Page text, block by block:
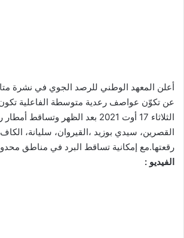
أعلن المعهد الوطني للرصد الجوي في نشرة
عن تكوّن عواصف رعدية متوسطة الفاعلية تكون
الثلاثاء 17 أوت 2021 بعد الظهر
القصرين، سيدي بوزيد ،القيروان، سليانة،
رقعتها⁦ مع إمكانية تساقط البرد في مناطق محدودة.
الفيديو :